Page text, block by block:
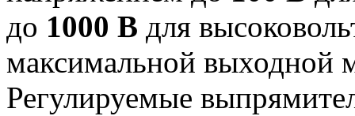
до 1000 В для
максимальной
Регулируемые